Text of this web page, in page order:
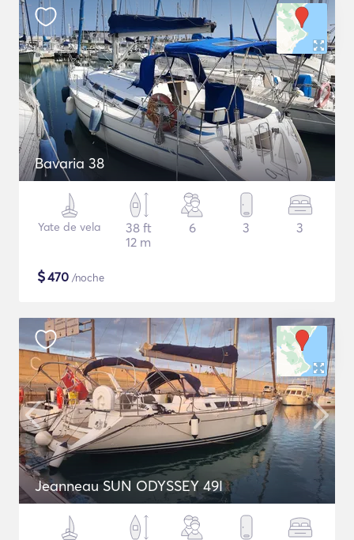
Bavaria 38
Yate de vela
38 ft
12 m
6 3 3
$470 /noche
Jeanneau SUN ODYSSEY 49I